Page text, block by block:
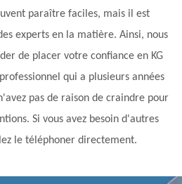
paraître faciles, mais il est
experts en la matière. Ainsi, nous
de placer votre confiance en KG
qui a plusieurs années
pas de raison de craindre pour
Si vous avez besoin d'autres
le téléphoner directement.